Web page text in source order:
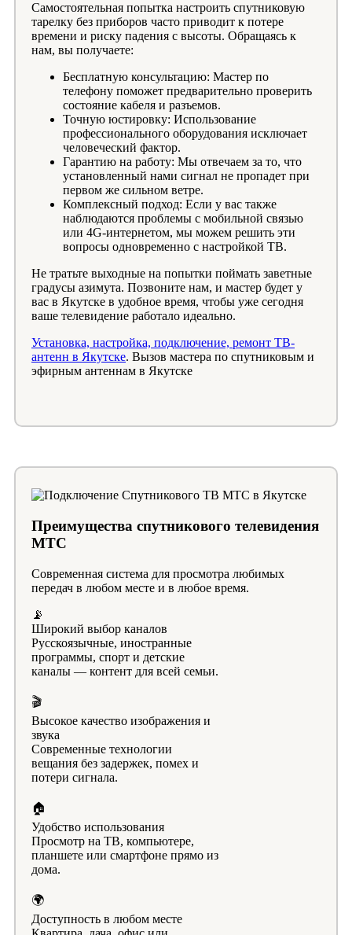
Самостоятельная попытка настроить спутниковую
тарелку без приборов часто приводит к потере
времени и риску падения с высоты. Обращаясь к
нам, вы получаете:
Бесплатную консультацию: Мастер по
телефону поможет предварительно проверить
состояние кабеля и разъемов.
Точную юстировку: Использование
профессионального оборудования исключает
человеческий фактор.
Гарантию на работу: Мы отвечаем за то, что
установленный нами сигнал не пропадет при
первом же сильном ветре.
Комплексный подход: Если у вас также
наблюдаются проблемы с мобильной связью
или 4G-интернетом, мы можем решить эти
вопросы одновременно с настройкой ТВ.
Не тратьте выходные на попытки поймать заветные
градусы азимута. Позвоните нам, и мастер будет у
вас в Якутске в удобное время, чтобы уже сегодня
ваше телевидение работало идеально.
Установка, настройка, подключение, ремонт ТВ-
антенн в Якутске. Вызов мастера по спутниковым и
эфирным антеннам в Якутске
Преимущества спутникового телевидения
МТС
Современная система для просмотра любимых
передач в любом месте и в любое время.
📡
Широкий выбор каналов
Русскоязычные, иностранные
программы, спорт и детские
каналы — контент для всей семьи.
🎬
Высокое качество изображения и
звука
Современные технологии
вещания без задержек, помех и
потери сигнала.
🏠
Удобство использования
Просмотр на ТВ, компьютере,
планшете или смартфоне прямо из
дома.
🌍
Доступность в любом месте